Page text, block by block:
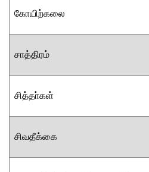
கோயிற்கலை
சாத்திரம்
சித்தா்கள்
சிவதீக்கை